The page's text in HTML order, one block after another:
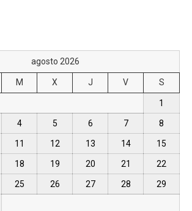
agosto 2026
M X J V S
1
4 5 6 7 8
11 12 13 14 15
18 19 20 21 22
25 26 27 28 29